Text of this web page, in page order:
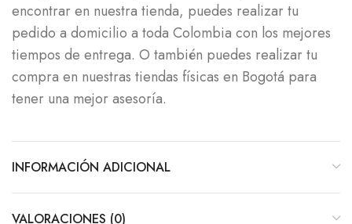
encontrar en nuestra tienda, puedes realizar tu
pedido a domicilio a toda Colombia con los mejores
tiempos de entrega. O también puedes realizar tu
compra en nuestras tiendas físicas en Bogotá para
tener una mejor asesoría.
INFORMACIÓN ADICIONAL
VALORACIONES (0)